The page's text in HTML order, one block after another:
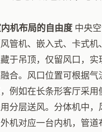
机布局的自由度 中央
管机、嵌入式、卡式机
于吊顶，仅留风口，实
合。风口位置可根据气
例如在长条形客厅采用
分层送风。分体机中，
机对应一台内机，管道